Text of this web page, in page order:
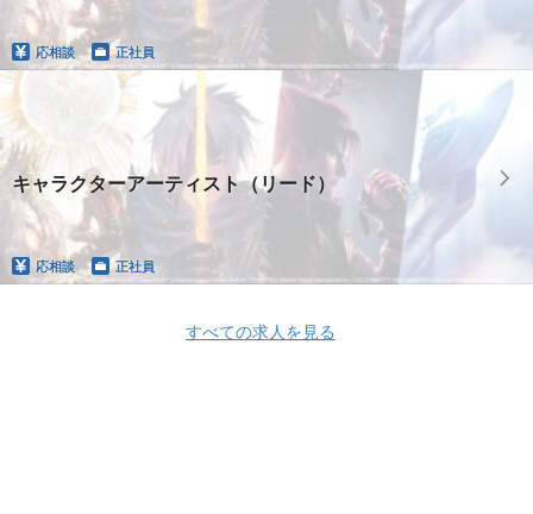
応相談 正社員
キャラクターアーティスト（リード）
応相談 正社員
すべての求人を見る